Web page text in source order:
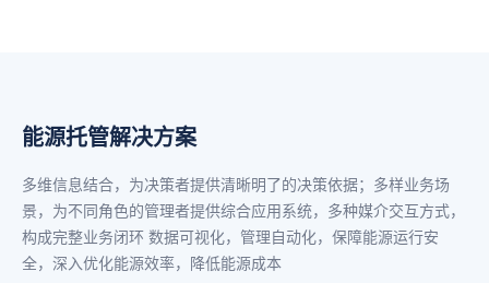
能源托管解决方案
多维信息结合，为决策者提供清晰明了的决策依据；多样业务场
景，为不同角色的管理者提供综合应用系统，多种媒介交互方式，
构成完整业务闭环 数据可视化，管理自动化，保障能源运行安
全，深入优化能源效率，降低能源成本